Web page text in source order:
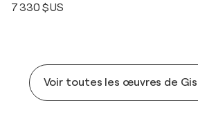
7 330 $US
Voir toutes les œuvres de